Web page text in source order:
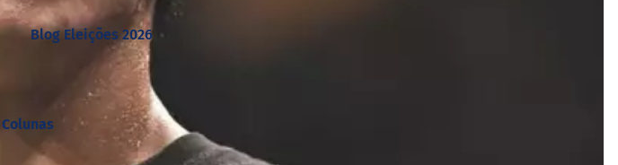
Blog Eleições 2026
Colunas